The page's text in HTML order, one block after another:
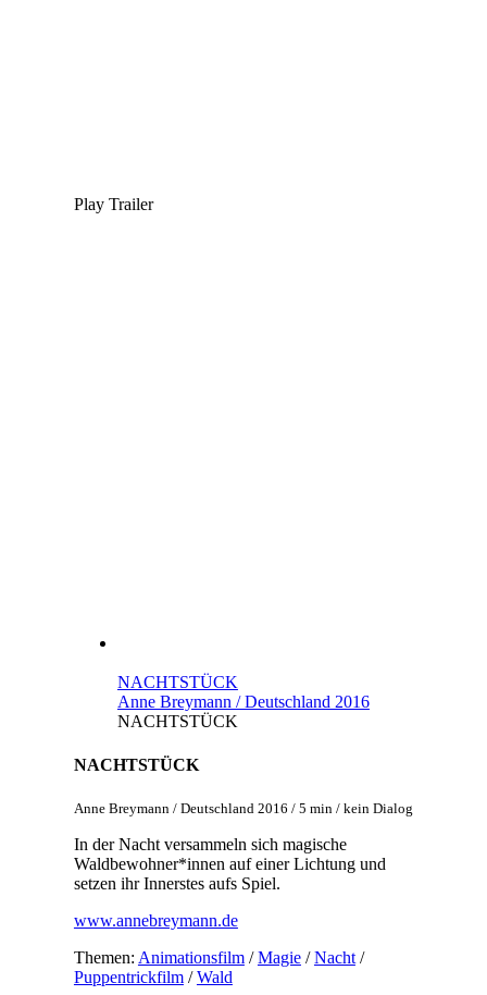
Play Trailer
NACHTSTÜCK
Anne Breymann / Deutschland 2016
NACHTSTÜCK
NACHTSTÜCK
Anne Breymann / Deutschland 2016 / 5 min / kein Dialog
In der Nacht versammeln sich magische
Waldbewohner*innen auf einer Lichtung und
setzen ihr Innerstes aufs Spiel.
www.annebreymann.de
Themen: Animationsfilm/Magie/Nacht/
Puppentrickfilm/Wald